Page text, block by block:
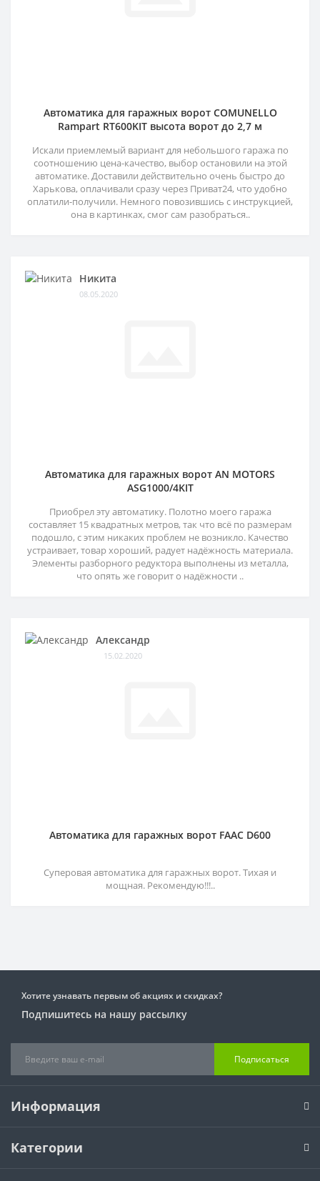
Автоматика для гаражных ворот COMUNELLO
Rampart RT600KIT высота ворот до 2,7 м
Искали приемлемый вариант для небольшого гаража по
соотношению цена-качество, выбор остановили на этой
автоматике. Доставили действительно очень быстро до
Харькова, оплачивали сразу через Приват24, что удобно
оплатили-получили. Немного повозившись с инструкцией,
она в картинках, смог сам разобраться..
Никита
08.05.2020
Автоматика для гаражных ворот AN MOTORS
ASG1000/4KIT
Приобрел эту автоматику. Полотно моего гаража
составляет 15 квадратных метров, так что всё по размерам
подошло, с этим никаких проблем не возникло. Качество
устраивает, товар хороший, радует надёжность материала.
Элементы разборного редуктора выполнены из металла,
что опять же говорит о надёжности ..
Александр
15.02.2020
Автоматика для гаражных ворот FAAC D600
Суперовая автоматика для гаражных ворот. Тихая и
мощная. Рекомендую!!!..
Хотите узнавать первым об акциях и скидках?
Подпишитесь на нашу рассылку
Подписаться
Информация
Категории